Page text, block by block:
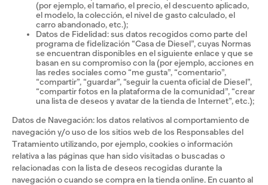
(por ejemplo, el tamaño, el precio, el descuento aplicado,
el modelo, la colección, el nivel de gasto calculado, el
carro abandonado, etc.);
Datos de Fidelidad: sus datos recogidos como parte del
programa de fidelización “Casa de Diesel”, cuyas Normas
se encuentran disponibles en el siguiente enlace y que se
basan en su compromiso con la (por ejemplo, acciones en
las redes sociales como “me gusta”, “comentario”,
“compartir”, “guardar”, “seguir la cuenta oficial de Diesel”,
“compartir fotos en la plataforma de la comunidad”, “crear
una lista de deseos y avatar de la tienda de Internet”, etc.);
Datos de Navegación: los datos relativos al comportamiento de
navegación y/o uso de los sitios web de los Responsables del
Tratamiento utilizando, por ejemplo, cookies o información
relativa a las páginas que han sido visitadas o buscadas o
relacionadas con la lista de deseos recogidas durante la
navegación o cuando se compra en la tienda online. En cuanto al